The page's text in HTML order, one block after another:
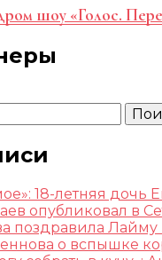
шоу «Голос.
18-летняя дочь
опубликовал в
поздравила Лайму
о вспышке